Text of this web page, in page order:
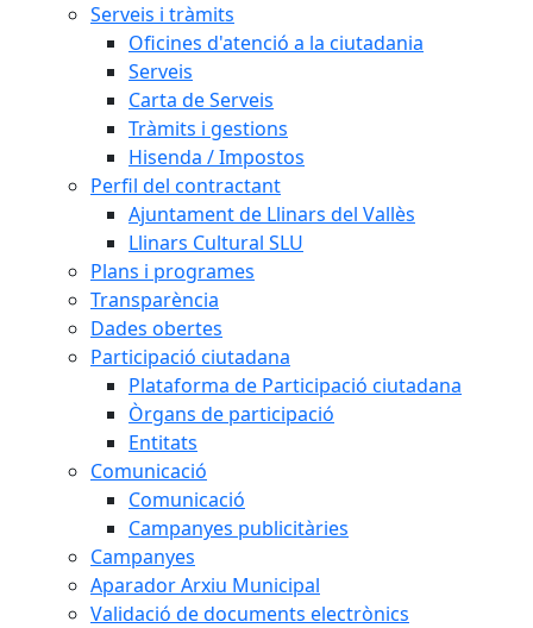
Serveis i tràmits
Oficines d'atenció a la ciutadania
Serveis
Carta de Serveis
Tràmits i gestions
Hisenda / Impostos
Perfil del contractant
Ajuntament de Llinars del Vallès
Llinars Cultural SLU
Plans i programes
Transparència
Dades obertes
Participació ciutadana
Plataforma de Participació ciutadana
Òrgans de participació
Entitats
Comunicació
Comunicació
Campanyes publicitàries
Campanyes
Aparador Arxiu Municipal
Validació de documents electrònics